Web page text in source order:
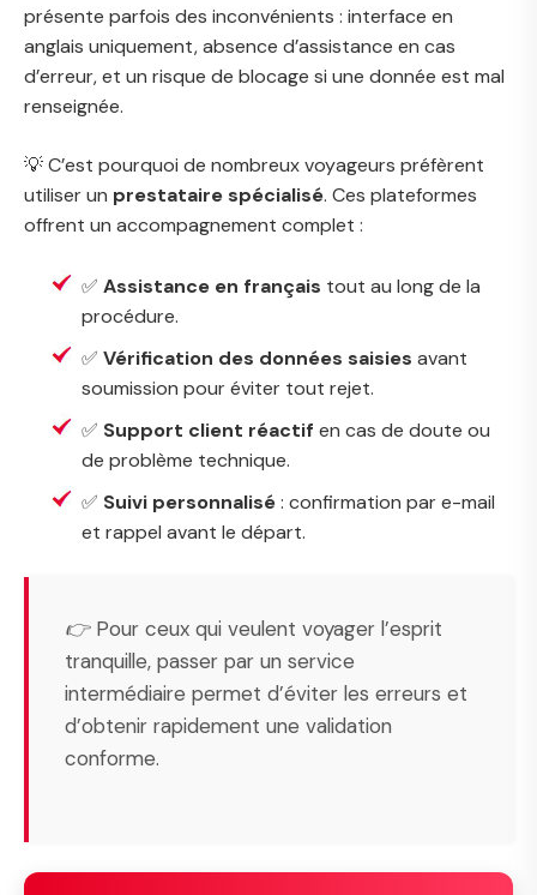
présente parfois des inconvénients : interface en
anglais uniquement, absence d’assistance en cas
d’erreur, et un risque de blocage si une donnée est mal
renseignée.
💡 C’est pourquoi de nombreux voyageurs préfèrent
utiliser un prestataire spécialisé. Ces plateformes
offrent un accompagnement complet :
✅ Assistance en français tout au long de la
procédure.
✅ Vérification des données saisies avant
soumission pour éviter tout rejet.
✅ Support client réactif en cas de doute ou
de problème technique.
✅ Suivi personnalisé: confirmation par e-mail
et rappel avant le départ.
👉 Pour ceux qui veulent voyager l’esprit
tranquille, passer par un service
intermédiaire permet d’éviter les erreurs et
d’obtenir rapidement une validation
conforme.